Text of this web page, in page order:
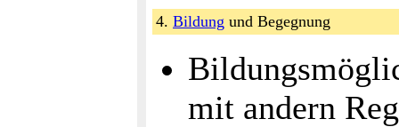
4. Bildung und Begegnung
mit andern